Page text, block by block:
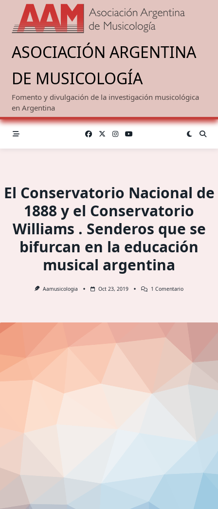
contenido
ASOCIACIÓN ARGENTINA
DE MUSICOLOGÍA
Fomento y divulgación de la investigación musicológica
en Argentina
El Conservatorio Nacional de
1888 y el Conservatorio
Williams . Senderos que se
bifurcan en la educación
musical argentina
Aamusicologia Oct 23, 2019 1 ComentarioEn
Williams